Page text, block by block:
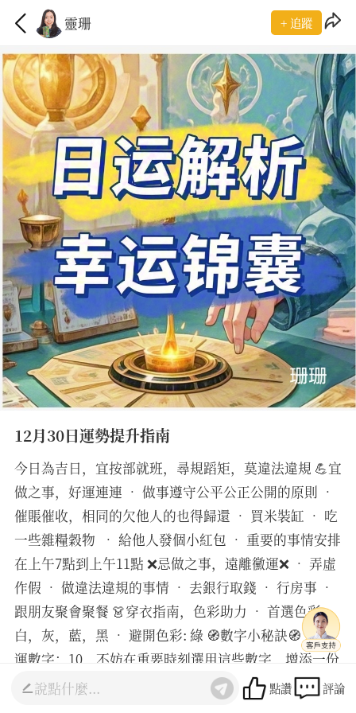
靈珊 + 追蹤
12月30日運勢提升指南
今日為吉日，宜按部就班，尋規蹈矩，莫違法違規 💪宜
做之事，好運連連 • 做事遵守公平公正公開的原則 •
催賬催收，相同的欠他人的也得歸還 • 買米裝缸 • 吃
一些雜糧穀物 • 給他人發個小紅包 • 重要的事情安排
在上午7點到上午11點 ❌忌做之事，遠離黴運❌ • 弄虛
作假 • 做違法違規的事情 • 去銀行取錢 • 行房事 •
跟朋友聚會聚餐 👗穿衣指南，色彩助力 • 首選色彩:
白，灰，藍，黑 • 避開色彩: 綠 🧭數字小秘訣🧭 •幸
運數字：10，不妨在重要時刻選用這些數字，增添一份
好運。
________________________________________ 我是
點讚 評論